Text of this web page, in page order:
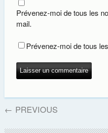
Prévenez-moi de tous les
mail.
Prévenez-moi de tous
← PREVIOUS